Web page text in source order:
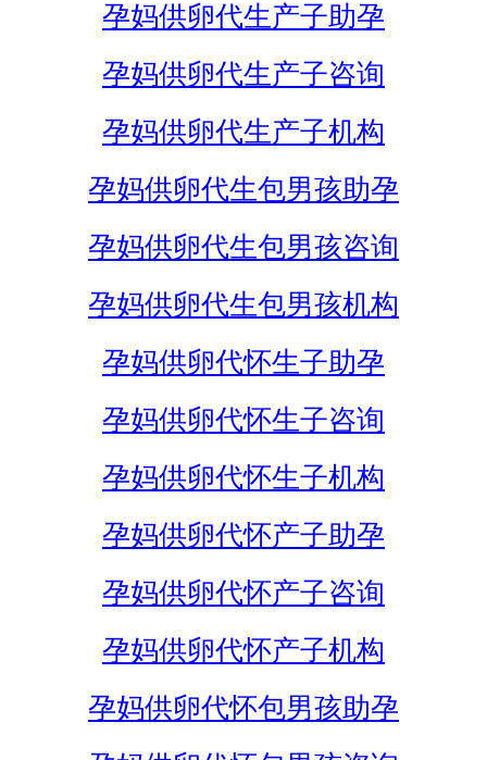
孕妈供卵代生产子助孕
孕妈供卵代生产子咨询
孕妈供卵代生产子机构
孕妈供卵代生包男孩助孕
孕妈供卵代生包男孩咨询
孕妈供卵代生包男孩机构
孕妈供卵代怀生子助孕
孕妈供卵代怀生子咨询
孕妈供卵代怀生子机构
孕妈供卵代怀产子助孕
孕妈供卵代怀产子咨询
孕妈供卵代怀产子机构
孕妈供卵代怀包男孩助孕